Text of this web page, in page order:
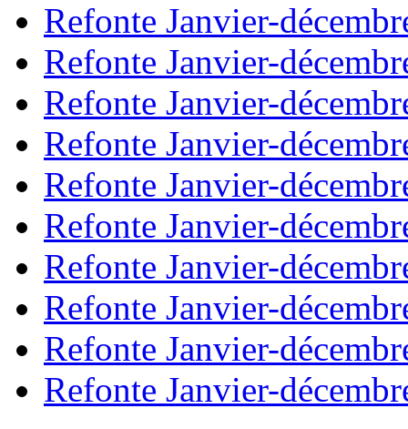
Refonte Janvier-
Refonte Janvier-
Refonte Janvier-
Refonte Janvier-
Refonte Janvier-
Refonte Janvier-
Refonte Janvier-
Refonte Janvier-
Refonte Janvier-
Refonte Janvier-